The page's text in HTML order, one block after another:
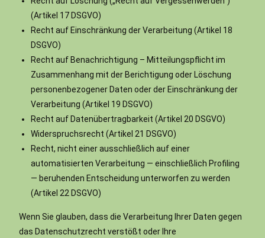
(Artikel 17 DSGVO)
Recht auf Einschränkung der Verarbeitung (Artikel 18
DSGVO)
Recht auf Benachrichtigung – Mitteilungspflicht im
Zusammenhang mit der Berichtigung oder Löschung
personenbezogener Daten oder der Einschränkung der
Verarbeitung (Artikel 19 DSGVO)
Recht auf Datenübertragbarkeit (Artikel 20 DSGVO)
Widerspruchsrecht (Artikel 21 DSGVO)
Recht, nicht einer ausschließlich auf einer
automatisierten Verarbeitung — einschließlich Profiling
— beruhenden Entscheidung unterworfen zu werden
(Artikel 22 DSGVO)
Wenn Sie glauben, dass die Verarbeitung Ihrer Daten gegen
das Datenschutzrecht verstößt oder Ihre